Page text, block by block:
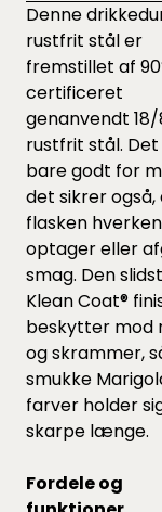
Denne
rustfrit stål er
fremstillet af
certificeret
genanvendt
rustfrit stål.
bare godt for
det sikrer også,
flasken hverken
optager eller
smag. Den
Klean Coat®
beskytter mod
og skrammer,
smukke
farver holder
skarpe længe.
Fordele og